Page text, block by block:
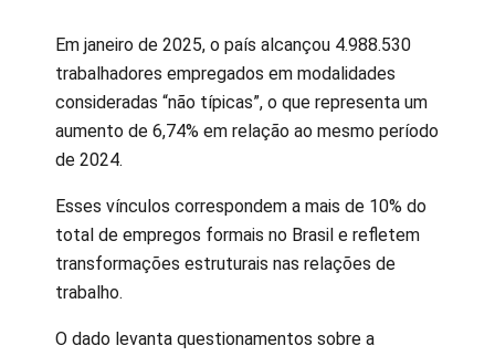
Em janeiro de 2025, o país alcançou 4.988.530
trabalhadores empregados em modalidades
consideradas “não típicas”, o que representa um
aumento de 6,74% em relação ao mesmo período
de 2024.
Esses vínculos correspondem a mais de 10% do
total de empregos formais no Brasil e refletem
transformações estruturais nas relações de
trabalho.
O dado levanta questionamentos sobre a